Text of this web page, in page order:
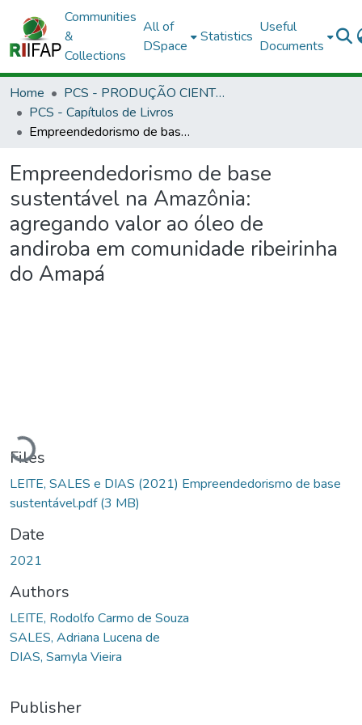
Communities
&
Collections
All of
DSpace
Statistics
Useful
Documents
Home
PCS - PRODUÇÃO CIENTÍFICA DOS SERVIDORES
PCS - Capítulos de Livros
Empreendedorismo de base sustentável na Amazônia: agregando valor ao óleo de andiroba em comunidade ribeirinha do Amapá
Empreendedorismo de base
sustentável na Amazônia:
agregando valor ao óleo de
andiroba em comunidade ribeirinha
do Amapá
Loading...
Files
LEITE, SALES e DIAS (2021) Empreendedorismo de base
sustentável.pdf(3 MB)
Date
2021
Authors
LEITE, Rodolfo Carmo de Souza
SALES, Adriana Lucena de
DIAS, Samyla Vieira
Publisher